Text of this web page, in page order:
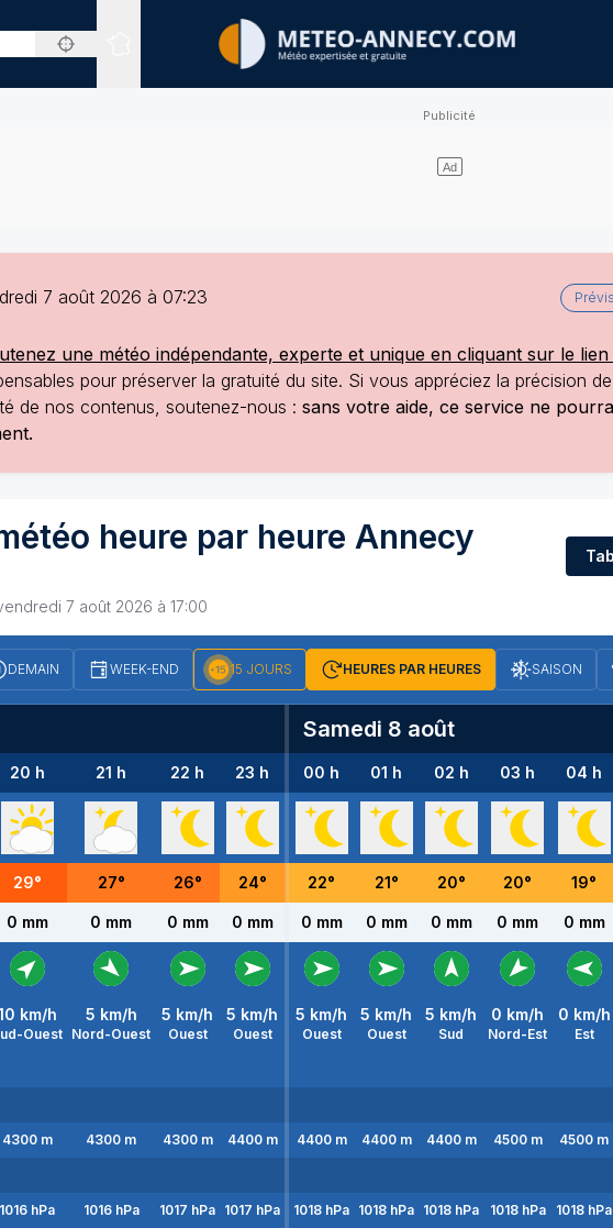
Sites expertisés
7 août 2026 à 07:23
une météo indépendante, experte et unique en cliquant sur le
pour préserver la gratuité du site. Si vous appréciez la précision
de nos contenus, soutenez-nous : sans votre aide, ce service ne
heure par heure Annecy
7 août 2026 à 17:00
DEMAIN WEEK-END 15 JOURS HEURES PAR HEURES SAISON
Samedi 8 août
20 h 21 h 22 h 23 h 00 h 01 h 02 h 03 h 04 h
29° 27° 26° 24° 22° 21° 20° 20° 19°
0 mm 0 mm 0 mm 0 mm 0 mm 0 mm 0 mm 0 mm 0 mm
km/h
Ouest
5 km/h
Nord-Ouest
5 km/h
Ouest
5 km/h
Ouest
5 km/h
Ouest
5 km/h
Ouest
5 km/h
Sud
0 km/h
Nord-Est
0 km/h
Est
4300m 4300 m 4300m 4400m 4400m 4400m 4400m 4500m 4500 m
1016 hPa 1016hPa 1017 hPa 1017 hPa 1018 hPa 1018 hPa 1018 hPa 1018hPa 1018 hPa